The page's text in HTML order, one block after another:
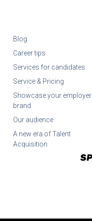
Blog
Career tips
Services for candidates
Service & Pricing
Showcase your employer
brand
Our audience
A new era of Talent
Acquisition